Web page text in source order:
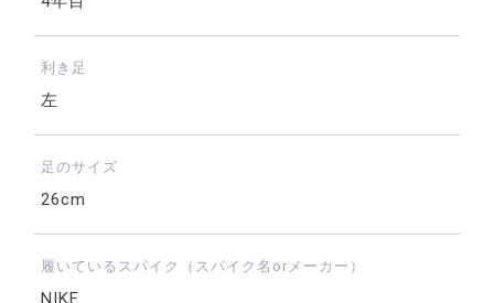
利き足
左
足のサイズ
26cm
履いているスパイク（スパイク名orメーカー）
NIKE